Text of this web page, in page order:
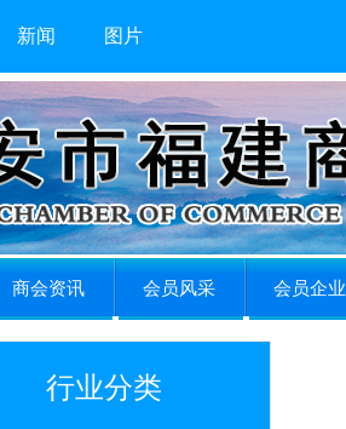
新闻 图片
商会资讯 会员风采 会员企业
行业分类